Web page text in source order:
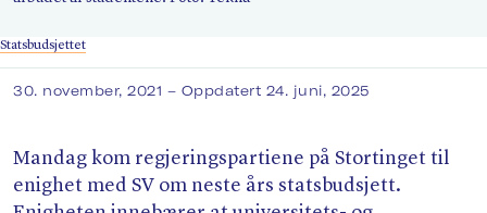
Statsbudsjettet
30. november, 2021 – Oppdatert 24. juni, 2025
Mandag kom regjeringspartiene på Stortinget til
enighet med SV om neste års statsbudsjett.